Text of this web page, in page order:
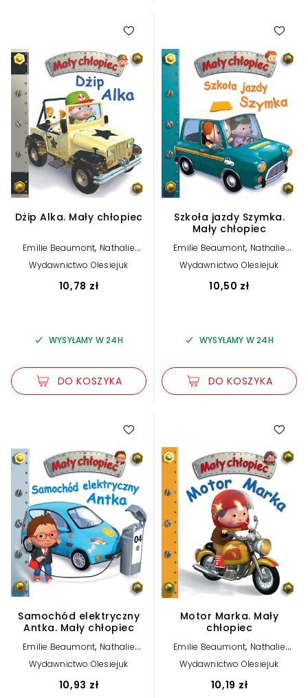
Dżip Alka. Mały chłopiec
Emilie Beaumont, Nathalie
Belineau
Alexis Nesme (ilustr.)
Wydawnictwo Olesiejuk
10,78 zł
WYSYŁAMY W 24H
DO KOSZYKA
Szkoła jazdy Szymka.
Mały chłopiec
Emilie Beaumont, Nathalie
Belineau
Alexis Nesme (ilustr.)
Wydawnictwo Olesiejuk
10,50 zł
WYSYŁAMY W 24H
DO KOSZYKA
Samochód elektryczny
Antka. Mały chłopiec
Emilie Beaumont, Nathalie
Belineau
Alexis Nesme (ilustr.)
Wydawnictwo Olesiejuk
10,93 zł
Motor Marka. Mały
chłopiec
Emilie Beaumont, Nathalie
Belineau
Alexis Nesme (ilustr.)
Wydawnictwo Olesiejuk
10,19 zł